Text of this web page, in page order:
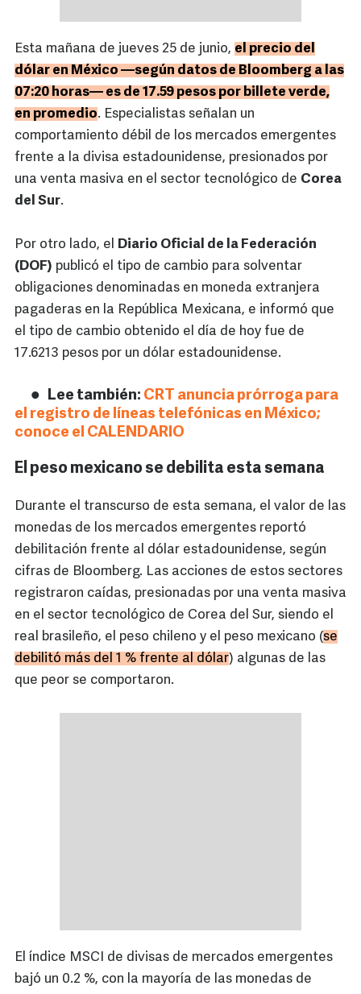
Esta mañana de jueves 25 de junio, el precio del
dólar en México —según datos de Bloomberg a las
07:20 horas— es de 17.59 pesos por billete verde,
en promedio. Especialistas señalan un
comportamiento débil de los mercados emergentes
frente a la divisa estadounidense, presionados por
una venta masiva en el sector tecnológico de Corea
del Sur.
Por otro lado, el Diario Oficial de la Federación
(DOF) publicó el tipo de cambio para solventar
obligaciones denominadas en moneda extranjera
pagaderas en la República Mexicana, e informó que
el tipo de cambio obtenido el día de hoy fue de
17.6213 pesos por un dólar estadounidense.
Lee también: CRT anuncia prórroga para
el registro de líneas telefónicas en México;
conoce el CALENDARIO
El peso mexicano se debilita esta semana
Durante el transcurso de esta semana, el valor de las
monedas de los mercados emergentes reportó
debilitación frente al dólar estadounidense, según
cifras de Bloomberg. Las acciones de estos sectores
registraron caídas, presionadas por una venta masiva
en el sector tecnológico de Corea del Sur, siendo el
real brasileño, el peso chileno y el peso mexicano (se
debilitó más del 1 % frente al dólar) algunas de las
que peor se comportaron.
El índice MSCI de divisas de mercados emergentes
bajó un 0.2 %, con la mayoría de las monedas de